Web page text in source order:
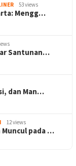
53 views
Mengg…
Santunan…
dan Man…
12 views
Muncul pada …